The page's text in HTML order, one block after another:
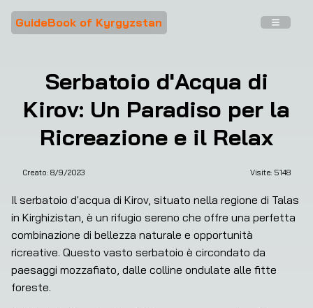
GuideBook of Kyrgyzstan
Serbatoio d'Acqua di
Kirov: Un Paradiso per la
Ricreazione e il Relax
Creato: 8/9/2023 Visite: 5148
Il serbatoio d'acqua di Kirov, situato nella regione di Talas
in Kirghizistan, è un rifugio sereno che offre una perfetta
combinazione di bellezza naturale e opportunità
ricreative. Questo vasto serbatoio è circondato da
paesaggi mozzafiato, dalle colline ondulate alle fitte
foreste.